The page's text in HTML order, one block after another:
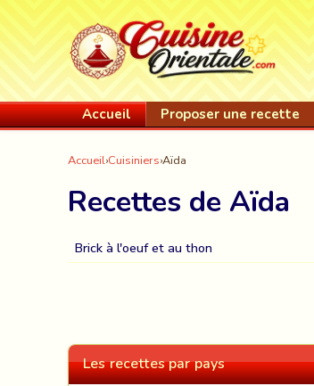
Accueil Proposer une recette
Accueil›Cuisiniers›Aïda
Recettes de Aïda
Brick à l'oeuf et au thon
Les recettes par pays